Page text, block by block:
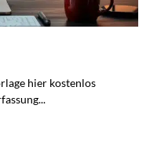
hier kostenlos